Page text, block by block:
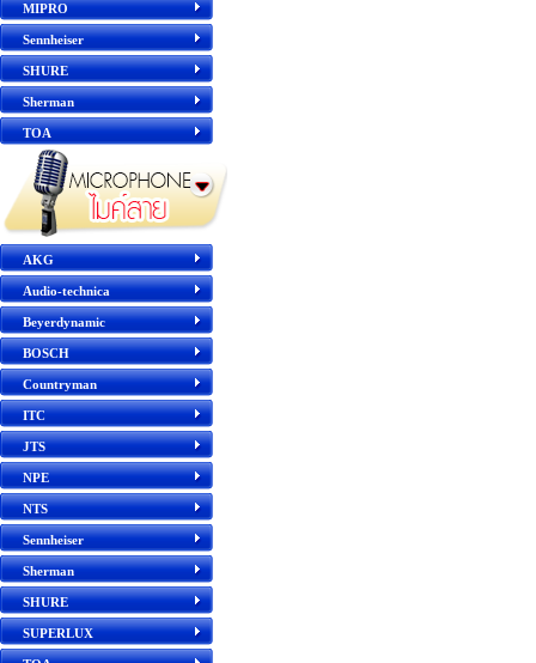
MIPRO
Sennheiser
SHURE
Sherman
TOA
AKG
Audio-technica
Beyerdynamic
BOSCH
Countryman
ITC
JTS
NPE
NTS
Sennheiser
Sherman
SHURE
SUPERLUX